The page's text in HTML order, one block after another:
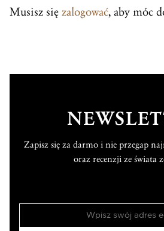
Musisz się zalogować, aby móc
Zapisz się za darmo i nie przegap
oraz recenzji ze świata